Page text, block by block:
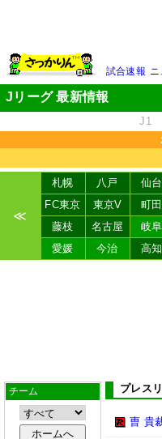
試合速報 ニ
Jリーグ 最新情報
J1
≪
札幌 八戸 仙台
FC東京
東京V 町田
藤枝
名古屋 岐阜
愛媛
今治 高知
チーム プレス
曺 貴